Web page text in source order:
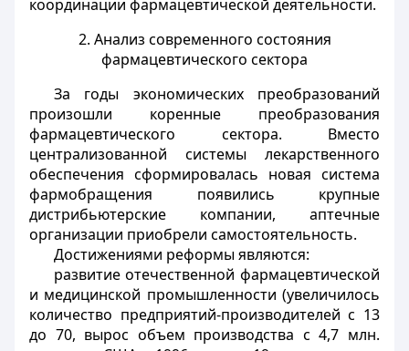
координации фармацевтической деятельности.
2. Анализ современного состояния
фармацевтического сектора
За годы экономических преобразований
произошли коренные преобразования
фармацевтического сектора. Вместо
централизованной системы лекарственного
обеспечения сформировалась новая система
фармобращения появились крупные
дистрибьютерские компании, аптечные
организации приобрели самостоятельность.
Достижениями реформы являются:
развитие отечественной фармацевтической
и медицинской промышленности (увеличилось
количество предприятий-производителей с 13
до 70, вырос объем производства с 4,7 млн.